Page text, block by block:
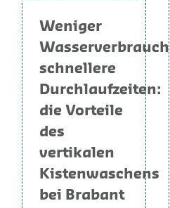
Weniger
Wasserverbrauch,
schnellere
Durchlaufzeiten:
die Vorteile
des
vertikalen
Kistenwaschens
bei Brabant